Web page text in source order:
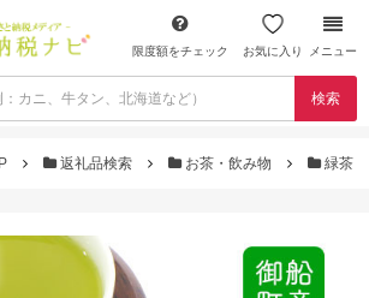
限度額をチェック お気に入り メニュー
検索
返礼品検索 お茶・飲み物 緑茶